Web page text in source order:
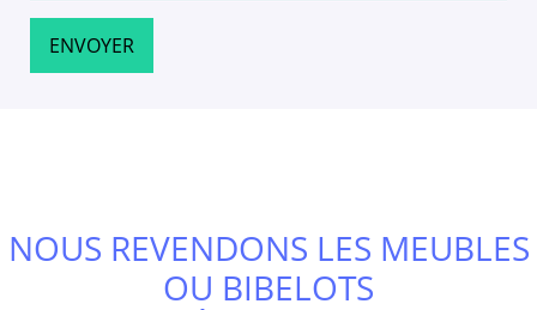
NOUS REVENDONS LES MEUBLES
OU BIBELOTS